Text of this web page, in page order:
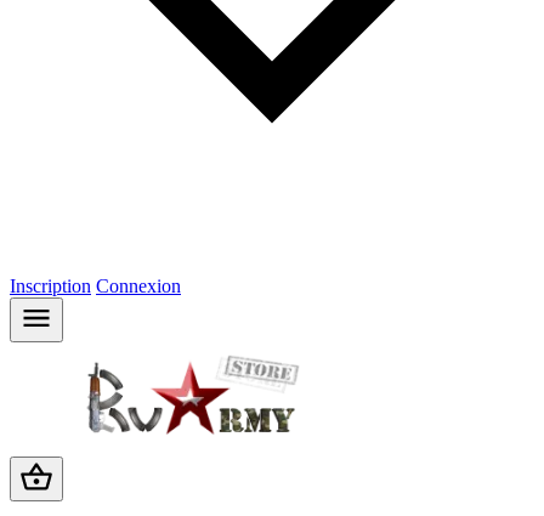
Inscription Connexion